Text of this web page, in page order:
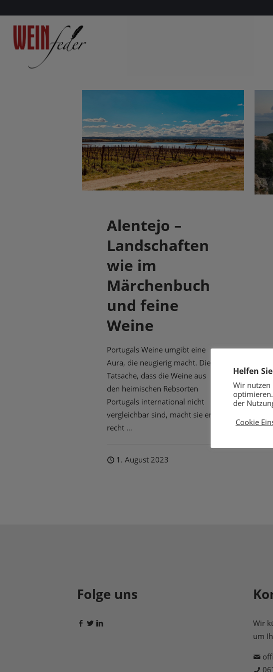
Alentejo –
Landschaften
wie im
Märchenbuch
und feine
Weine
Portugals Weine umgibt eine
Aura, die neugierig macht. Die
Tatsache, dass die Weine aus
den heimischen Rebsorten
Portugals international nicht
vergleichbar sind, macht sie erst
recht …
1. August 2023
Folge uns
Wir
um
Helfen
Wir nutzen
der
Cookie